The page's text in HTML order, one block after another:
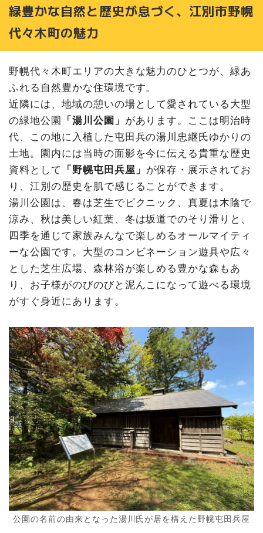
品券
イベント概要
緑豊かな自然と歴史が息づく、江別市野幌
代々木町の魅力
野幌代々木町エリアの大きな魅力のひとつが、緑あ
ふれる自然豊かな住環境です。
近隣には、地域の憩いの場として愛されている大型
の緑地公園 「湯川公園」 があります。ここは明治時
代、この地に入植した屯田兵の湯川忠継氏ゆかりの
土地。園内には当時の面影を今に伝える貴重な歴史
資料として
「野幌屯田兵屋」 が保存・展示されてお
り、江別の歴史を肌で感じることができます。
湯川公園は、春は芝生でピクニック、真夏は木陰で
涼み、秋は美しい紅葉、冬は坂道でのそり滑りと、
四季を通じて家族みんなで楽しめるオールマイティ
ーな公園です。大型のコンビネーション遊具や広々
とした芝生広場、森林浴が楽しめる豊かな森もあ
り、お子様がのびのびと泥んこになって遊べる環境
がすぐ身近にあります。
公園の名前の由来となった湯川氏が居を構えた野幌屯田兵屋